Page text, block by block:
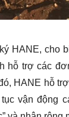
HANE, cho
hỗ trợ các
HANE hỗ
vận động